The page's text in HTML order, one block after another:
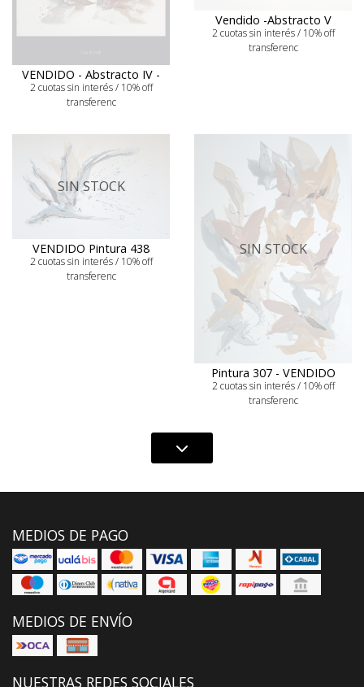
VENDIDO - Abstracto IV -
2 cuotas sin interés / 10% off
transferenc
Vendido -Abstracto V
2 cuotas sin interés / 10% off
transferenc
SIN STOCK
VENDIDO Pintura 438
2 cuotas sin interés / 10% off
transferenc
SIN STOCK
Pintura 307 - VENDIDO
2 cuotas sin interés / 10% off
transferenc
MEDIOS DE PAGO
MEDIOS DE ENVÍO
NUESTRAS REDES SOCIALES